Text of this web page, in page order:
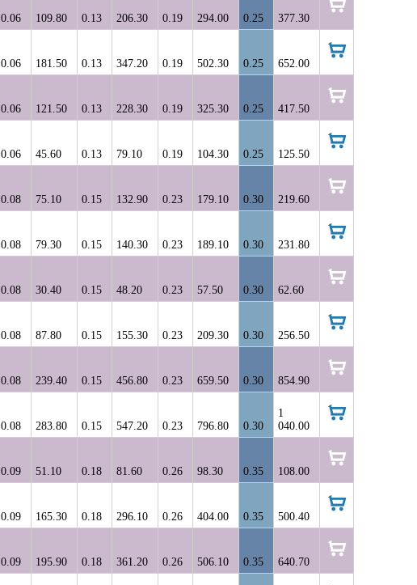
0.06 109.80 0.13 206.30 0.19 294.00 0.25 377.30
0.06 181.50 0.13 347.20 0.19 502.30 0.25 652.00
0.06 121.50 0.13 228.30 0.19 325.30 0.25 417.50
0.06 45.60 0.13 79.10 0.19 104.30 0.25 125.50
0.08 75.10 0.15 132.90 0.23 179.10 0.30 219.60
0.08 79.30 0.15 140.30 0.23 189.10 0.30 231.80
0.08 30.40 0.15 48.20 0.23 57.50 0.30 62.60
0.08 87.80 0.15 155.30 0.23 209.30 0.30 256.50
0.08 239.40 0.15 456.80 0.23 659.50 0.30 854.90
0.08 283.80 0.15 547.20 0.23 796.80 0.30
1
040.00
0.09 51.10 0.18 81.60 0.26 98.30 0.35 108.00
0.09 165.30 0.18 296.10 0.26 404.00 0.35 500.40
0.09 195.90 0.18 361.20 0.26 506.10 0.35 640.70